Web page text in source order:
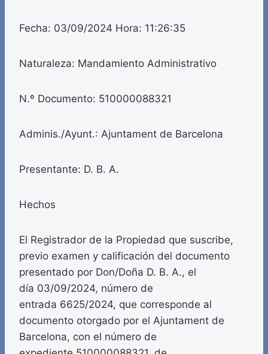
Fecha: 03/09/2024 Hora: 11:26:35
Naturaleza: Mandamiento Administrativo
N.º Documento: 510000088321
Adminis./Ayunt.: Ajuntament de Barcelona
Presentante: D. B. A.
Hechos
El Registrador de la Propiedad que suscribe,
previo examen y calificación del documento
presentado por Don/Doña D. B. A., el
día 03/09/2024, número de
entrada 6625/2024, que corresponde al
documento otorgado por el Ajuntament de
Barcelona, con el número de